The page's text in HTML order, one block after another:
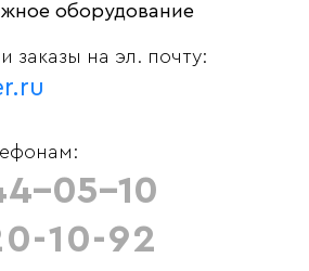
оборудование
заказы на эл. почту:
05-10
10-92